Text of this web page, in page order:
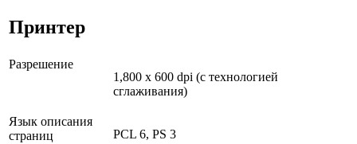
Принтер
Разрешение
1,800 x 600 dpi (с технологией
сглаживания)
Язык описания
страниц
PCL 6, PS 3